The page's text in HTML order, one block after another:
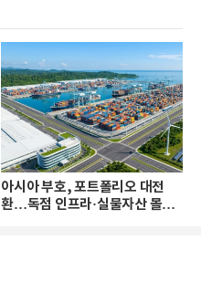
아시아 부호, 포트폴리오 대전
환…독점 인프라·실물자산 몰린